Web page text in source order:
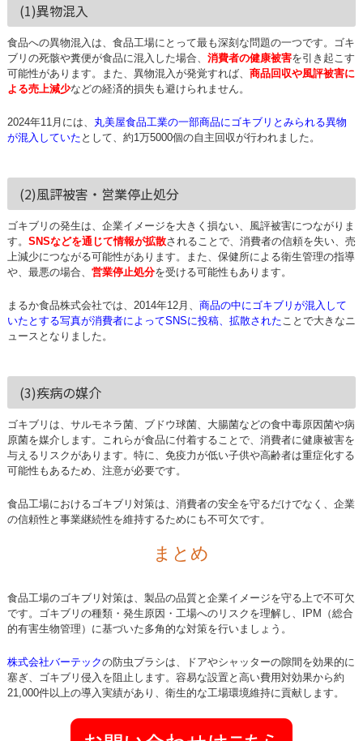
(1)異物混入
食品への異物混入は、食品工場にとって最も深刻な問題の一つです。ゴキ
ブリの死骸や糞便が食品に混入した場合、 消費者の健康被害を引き起こす
可能性があります。また、異物混入が発覚すれば、 商品回収や風評被害に
よる売上減少などの経済的損失も避けられません。
2024年11月には、 丸美屋食品工業の一部商品にゴキブリとみられる異物
が混入していた として、約1万5000個の自主回収が行われました。
(2)風評被害・営業停止処分
ゴキブリの発生は、企業イメージを大きく損ない、風評被害につながりま
す。 SNSなどを通じて情報が拡散されることで、消費者の信頼を失い、売
上減少につながる可能性があります。また、保健所による衛生管理の指導
や、最悪の場合、 営業停止処分を受ける可能性もあります。
まるか食品株式会社では、2014年12月、 商品の中にゴキブリが混入して
いたとする写真が消費者によってSNSに投稿、拡散されたことで大きなニ
ュースとなりました。
(3)疾病の媒介
ゴキブリは、サルモネラ菌、ブドウ球菌、大腸菌などの食中毒原因菌や病
原菌を媒介します。これらが食品に付着することで、消費者に健康被害を
与えるリスクがあります。特に、免疫力が低い子供や高齢者は重症化する
可能性もあるため、注意が必要です。
食品工場におけるゴキブリ対策は、消費者の安全を守るだけでなく、企業
の信頼性と事業継続性を維持するためにも不可欠です。
まとめ
食品工場のゴキブリ対策は、製品の品質と企業イメージを守る上で不可欠
です。ゴキブリの種類・発生原因・工場へのリスクを理解し、IPM（総合
的有害生物管理）に基づいた多角的な対策を行いましょう。
株式会社バーテックの防虫ブラシは、ドアやシャッターの隙間を効果的に
塞ぎ、ゴキブリ侵入を阻止します。容易な設置と高い費用対効果から約
21,000件以上の導入実績があり、衛生的な工場環境維持に貢献します。